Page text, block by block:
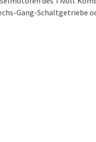
Gang-Schaltgetriebe